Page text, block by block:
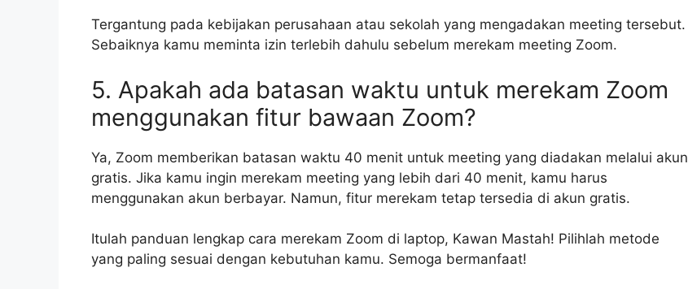
Tergantung pada kebijakan perusahaan atau sekolah yang mengadakan meeting tersebut.
Sebaiknya kamu meminta izin terlebih dahulu sebelum merekam meeting Zoom.
5. Apakah ada batasan waktu untuk merekam Zoom
menggunakan fitur bawaan Zoom?
Ya, Zoom memberikan batasan waktu 40 menit untuk meeting yang diadakan melalui akun
gratis. Jika kamu ingin merekam meeting yang lebih dari 40 menit, kamu harus
menggunakan akun berbayar. Namun, fitur merekam tetap tersedia di akun gratis.
Itulah panduan lengkap cara merekam Zoom di laptop, Kawan Mastah! Pilihlah metode
yang paling sesuai dengan kebutuhan kamu. Semoga bermanfaat!